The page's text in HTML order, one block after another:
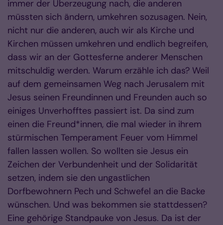
immer der Überzeugung nach, die anderen
müssten sich ändern, umkehren sozusagen. Nein,
nicht nur die anderen, auch wir als Kirche und
Kirchen müssen umkehren und endlich begreifen,
dass wir an der Gottesferne anderer Menschen
mitschuldig werden. Warum erzähle ich das? Weil
auf dem gemeinsamen Weg nach Jerusalem mit
Jesus seinen Freundinnen und Freunden auch so
einiges Unverhofftes passiert ist. Da sind zum
einen die Freund*innen, die mal wieder in ihrem
stürmischen Temperament Feuer vom Himmel
fallen lassen wollen. So wollten sie Jesus ein
Zeichen der Verbundenheit und der Solidarität
setzen, indem sie den ungastlichen
Dorfbewohnern Pech und Schwefel an die Backe
wünschen. Und was bekommen sie stattdessen?
Eine gehörige Standpauke von Jesus. Da ist der